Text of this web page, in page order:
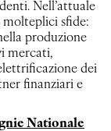
Nell’attuale
sfide:
produzione
mercati,
dei
finanziari e
Nationale